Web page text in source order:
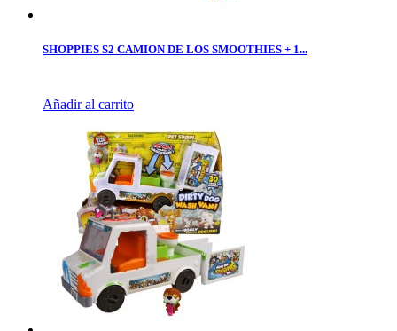
SHOPPIES S2 CAMION DE LOS SMOOTHIES + 1...
Añadir al carrito